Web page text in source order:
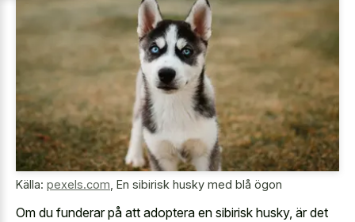
Källa: pexels.com En sibirisk husky med blå ögon
Om du funderar på att adoptera en sibirisk husky, är det